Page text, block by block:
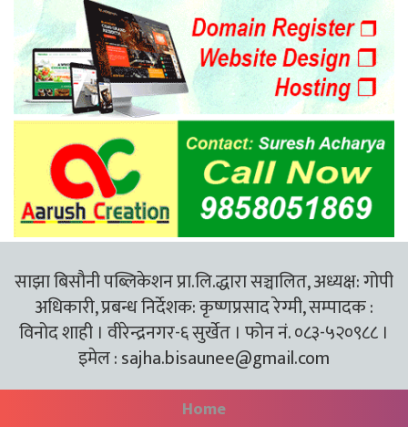
साझा बिसौनी पब्लिकेशन प्रा.लि.द्धारा सञ्चालित, अध्यक्ष: गोपी
अधिकारी, प्रबन्ध निर्देशक: कृष्णप्रसाद रेग्मी, सम्पादक :
विनोद शाही । वीरेन्द्रनगर-६ सुर्खेत । फोन नं. ०८३-५२०९८८ ।
इमेल :sajha.bisaunee@gmail.com
Home